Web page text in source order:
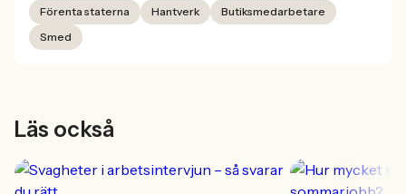
Förenta staterna Hantverk
Butiksmedarbetare
Smed
Läs också